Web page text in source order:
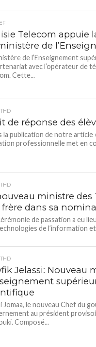
Telecom appuie
de
de l’Enseignement
avec l’opérateur de
Cette...
de réponse des
la publication de notre article
professionnelle met en
ministre
frère dans sa
de passation a eu
de l’information
Jelassi: Nouveau
Jomaa, le nouveau Chef du
au président
Composé...